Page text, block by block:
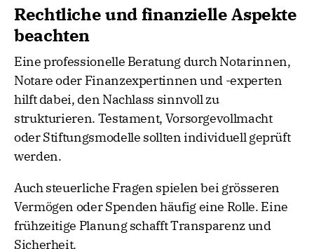
Rechtliche und finanzielle Aspekte
beachten
Eine professionelle Beratung durch Notarinnen,
Notare oder Finanzexpertinnen und -experten
hilft dabei, den Nachlass sinnvoll zu
strukturieren. Testament, Vorsorgevollmacht
oder Stiftungsmodelle sollten individuell geprüft
werden.
Auch steuerliche Fragen spielen bei grösseren
Vermögen oder Spenden häufig eine Rolle. Eine
frühzeitige Planung schafft Transparenz und
Sicherheit.